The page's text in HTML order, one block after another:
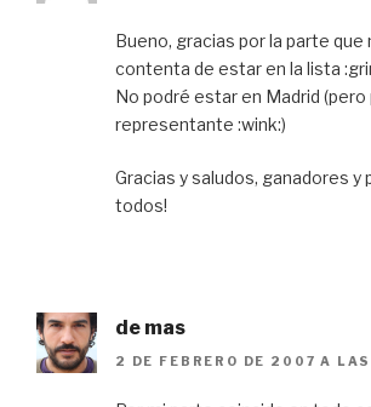
Bueno, gracias por la parte
contenta de estar en la lista
No podré estar en Madrid (pero
representante :wink:)
Gracias y saludos, ganadores y
todos!
de mas
2 DE FEBRERO DE 2007 A